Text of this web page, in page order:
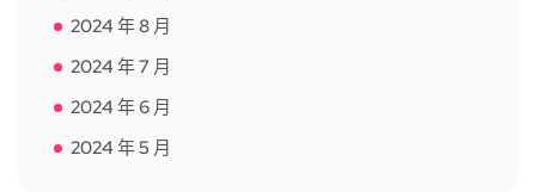
2024 年 8 月
2024 年 7 月
2024 年 6 月
2024 年 5 月